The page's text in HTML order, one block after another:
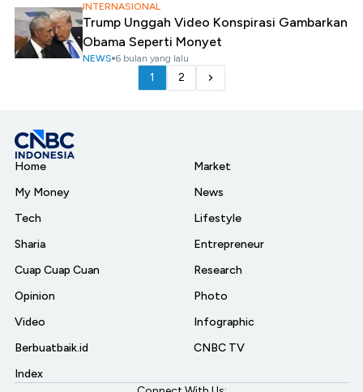
INTERNASIONAL
Trump Unggah Video Konspirasi Gambarkan
Obama Seperti Monyet
NEWS 6 bulan yang lalu
1 2
Home
My Money
Tech
Sharia
Cuap Cuap Cuan
Opinion
Video
Berbuatbaik.id
Index
Market
News
Lifestyle
Entrepreneur
Research
Photo
Infographic
CNBC TV